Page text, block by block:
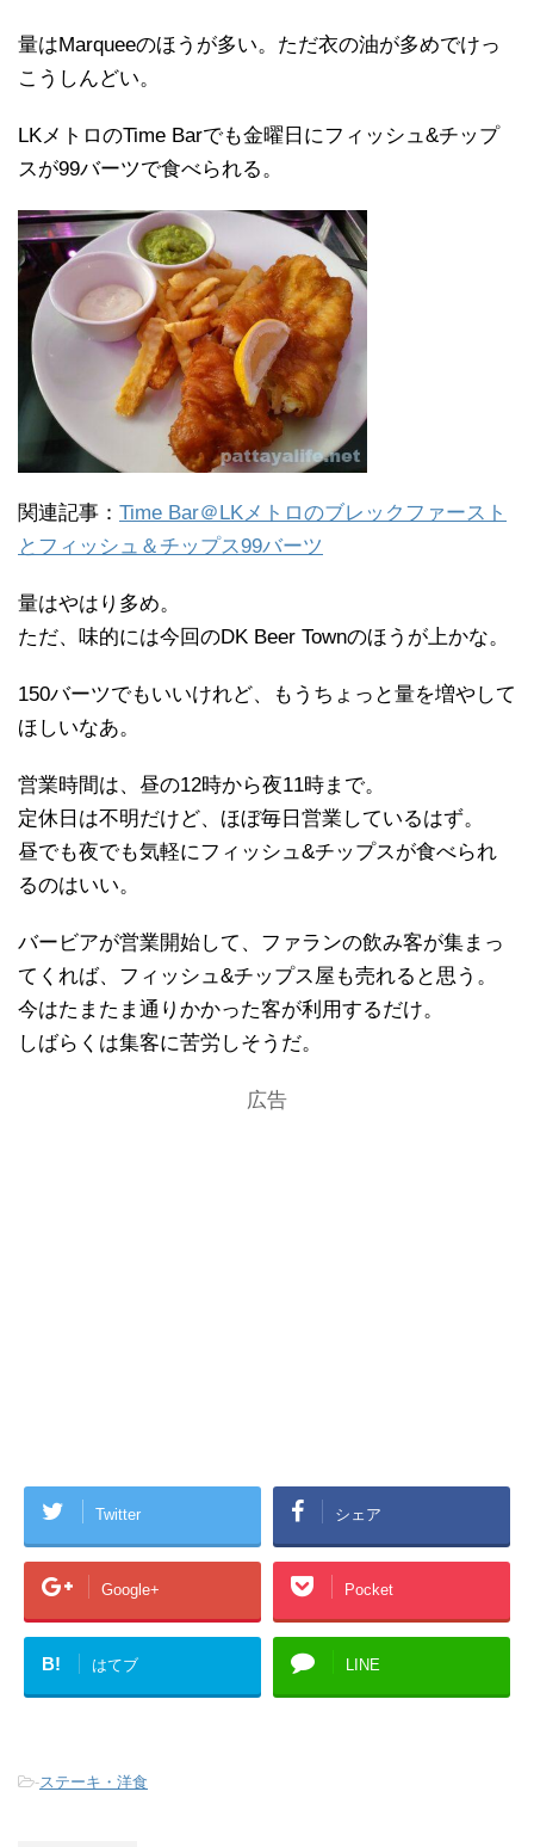
量はMarqueeのほうが多い。ただ衣の油が多めでけっ
こうしんどい。
LKメトロのTime Barでも金曜日にフィッシュ&チップ
スが99バーツで食べられる。
関連記事： Time Bar＠LKメトロのブレックファースト
とフィッシュ＆チップス99バーツ
量はやはり多め。
ただ、味的には今回のDK Beer Townのほうが上かな。
150バーツでもいいけれど、もうちょっと量を増やして
ほしいなあ。
営業時間は、昼の12時から夜11時まで。
定休日は不明だけど、ほぼ毎日営業しているはず。
昼でも夜でも気軽にフィッシュ&チップスが食べられ
るのはいい。
バービアが営業開始して、ファランの飲み客が集まっ
てくれば、フィッシュ&チップス屋も売れると思う。
今はたまたま通りかかった客が利用するだけ。
しばらくは集客に苦労しそうだ。
広告
Twitter シェア
Google+ Pocket
B! はてブ LINE
-ステーキ・洋食